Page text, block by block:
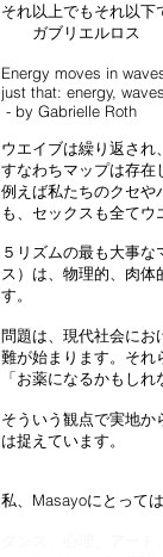
それ以上でもそれ以
ガブリエルロス
Energy moves in
just that: energy,
- by Gabrielle Roth
ウエイブは繰り返され
すなわちマップは存在
例えば私たちのクセや
も、セックスも全てウ
５リズムの最も大事
ス）は、物理的、肉
す。
問題は、現代社会にお
難が始まります。それ
「お薬になるかもしれ
そういう観点で実地か
は捉えています。
私、Masayoにとって